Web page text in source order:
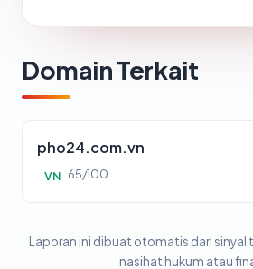
Domain Terkait
pho24.com.vn
VN 65/100
Laporan ini dibuat otomatis dari sinyal
nasihat hukum atau